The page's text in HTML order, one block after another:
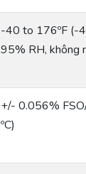
-40 to 176ºF (-
95% RH, không
+/- 0.056%
ºC)